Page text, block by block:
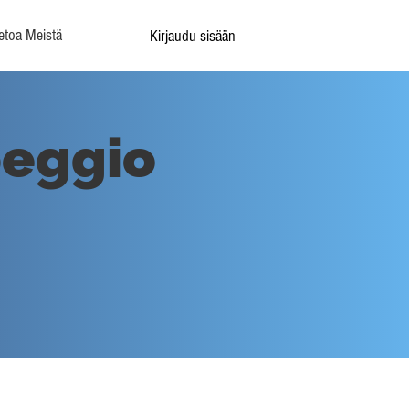
Meistä Kirjaudu sisään